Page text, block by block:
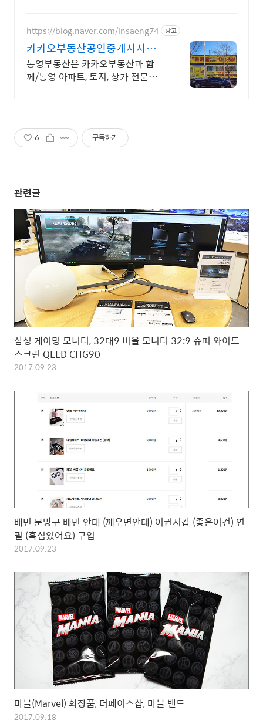
https://blog.naver.com/insaeng74 광고
카카오부동산공인중개사사무소
통영대표 카카오부동산
통영부동산은 카카오부동산과 함
께/통영 아파트, 토지, 상가 전문상담
6 구독하기
관련글
삼성 게이밍 모니터, 32대9 비율 모니터 32:9 슈퍼 와이드
스크린 QLED CHG90
2017.09.23
배민 문방구 배민 안대 (깨우면안대) 여권지갑 (좋은여건) 연
필 (흑심있어요) 구입
2017.09.23
마블(Marvel) 화장품, 더페이스샵, 마블 밴드
2017.09.18